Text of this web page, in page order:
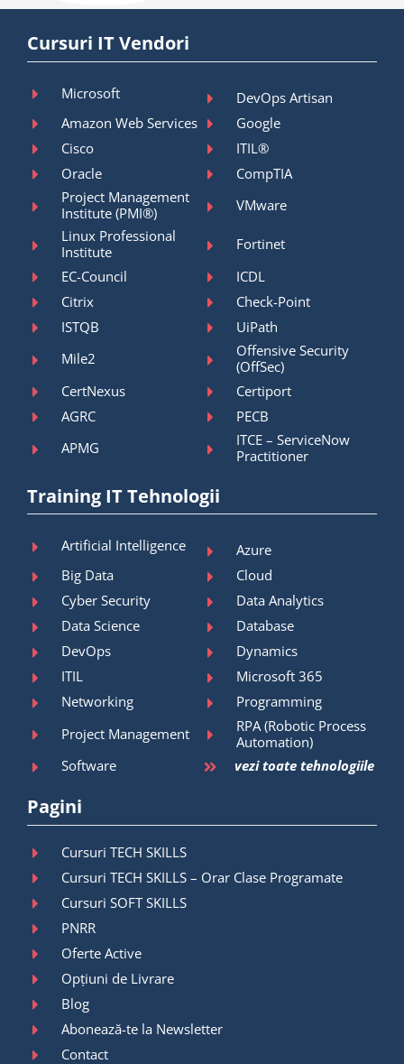
Cursuri IT Vendori
Microsoft
DevOps Artisan
Amazon Web Services
Google
Cisco
ITIL®
Oracle
CompTIA
Project Management
Institute (PMI®)
VMware
Linux Professional
Institute
Fortinet
EC-Council
ICDL
Citrix
Check-Point
ISTQB
UiPath
Mile2
Offensive Security
(OffSec)
CertNexus
Certiport
AGRC
PECB
APMG
ITCE – ServiceNow
Practitioner
Training IT Tehnologii
Artificial Intelligence
Azure
Big Data
Cloud
Cyber Security
Data Analytics
Data Science
Database
DevOps
Dynamics
ITIL
Microsoft 365
Networking
Programming
Project Management
RPA (Robotic Process
Automation)
Software
vezi toate tehnologiile
Pagini
Cursuri TECH SKILLS
Cursuri TECH SKILLS – Orar Clase Programate
Cursuri SOFT SKILLS
PNRR
Oferte Active
Opțiuni de Livrare
Blog
Abonează-te la Newsletter
Contact